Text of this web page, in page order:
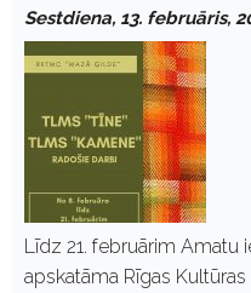
Sestdiena, 13. februāris,
Līdz 21. februārim Amatu
apskatāma Rīgas